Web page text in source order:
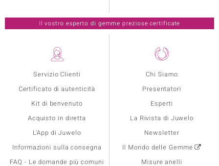
Servizio Clienti
Certificato di autenticità
Kit di benvenuto
Acquisto in diretta
L'App di Juwelo
Informazioni sulla consegna
FAQ - Le domande più comuni
Chi Siamo
Presentatori
Esperti
La Rivista di Juwelo
Newsletter
Il Mondo delle Gemme
Misure anelli
Il vostro esperto di gemme preziose certificate